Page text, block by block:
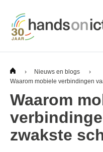
› Nieuws en blogs
›
Waarom mobiele verbindingen
Waarom
zwakste